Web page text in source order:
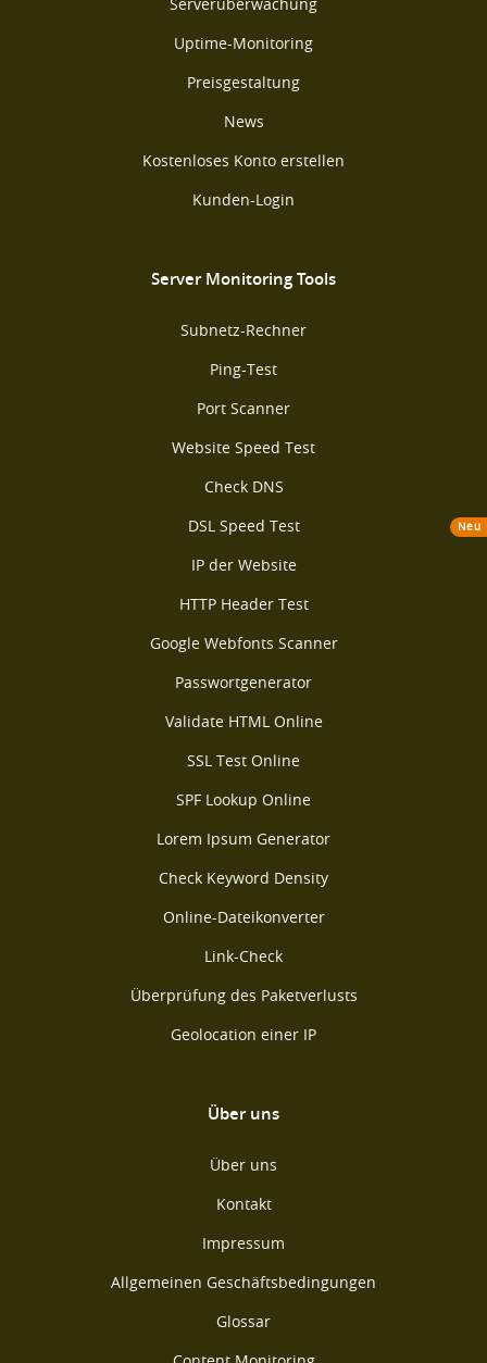
Uptime-Monitoring
Preisgestaltung
News
Kostenloses Konto erstellen
Kunden-Login
Server Monitoring Tools
Subnetz-Rechner
Ping-Test
Port Scanner
Website Speed Test
Check DNS
DSL Speed Test
Neu
IP der Website
HTTP Header Test
Google Webfonts Scanner
Passwortgenerator
Validate HTML Online
SSL Test Online
SPF Lookup Online
Lorem Ipsum Generator
Check Keyword Density
Online-Dateikonverter
Link-Check
Überprüfung des Paketverlusts
Geolocation einer IP
Über uns
Über uns
Kontakt
Impressum
Allgemeinen Geschäftsbedingungen
Glossar